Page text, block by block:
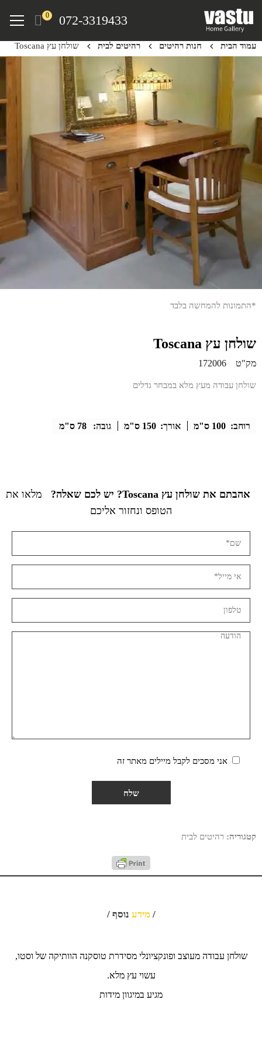
content
072-3319433
0
Menu
עמוד הבית חנות רהיטים רהיטים לבית שולחן עץ Toscana
*התמונות להמחשה בלבד
שולחן עץ Toscana
מק"ט 172006
שולחן עבודה מעץ מלא במבחר גדלים
רוחב: 100 ס"מ אורך: 150 ס"מ גובה: 78 ס"מ
אהבתם את שולחן עץ Toscana? יש לכם שאלה?
מלאו את
הטופס ונחזור אליכם
אני מסכים לקבל מיילים מאתר זה
קטגוריה: רהיטים לבית
/ מידע נוסף /
שולחן עבודה מעוצב ופונקציונלי מסידרת טוסקנה הוותיקה של וסטו,
עשוי עץ מלא.
מגיע במיגוון מידות